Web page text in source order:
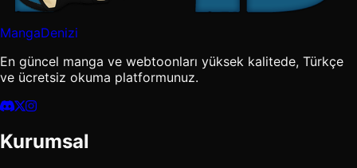
MangaDenizi
En güncel manga ve webtoonları yüksek kalitede, Türkçe
ve ücretsiz okuma platformunuz.
Kurumsal